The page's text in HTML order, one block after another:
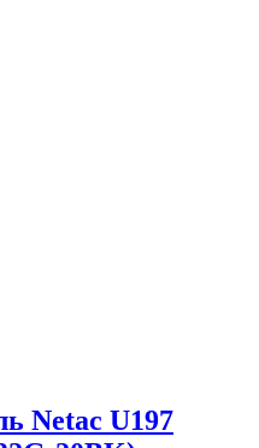
Netac U197